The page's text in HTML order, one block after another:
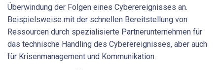
Überwindung der Folgen eines Cyberereignisses an.
Beispielsweise mit der schnellen Bereitstellung von
Ressourcen durch spezialisierte Partnerunternehmen für
das technische Handling des Cyberereignisses, aber auch
für Krisenmanagement und Kommunikation.